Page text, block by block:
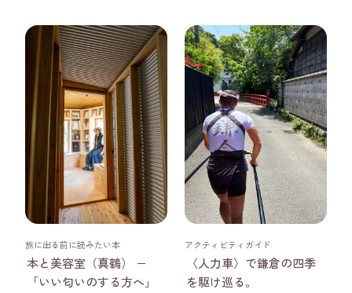
旅に出る前に読みたい本
本と美容室（真鶴） −
「いい匂いのする方へ」
アクティビティガイド
〈人力車〉で鎌倉の四季
を駆け巡る。